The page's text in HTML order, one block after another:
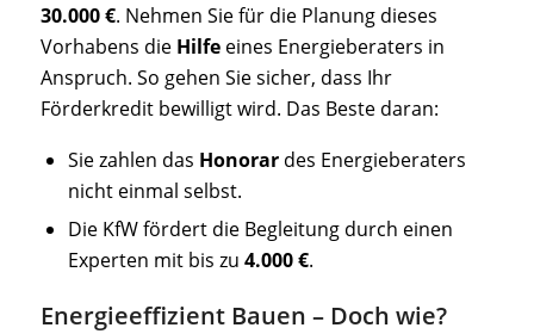
30.000 €. Nehmen Sie für die Planung dieses
Vorhabens die Hilfeeines Energieberaters in
Anspruch. So gehen Sie sicher, dass Ihr
Förderkredit bewilligt wird. Das Beste daran:
Sie zahlen das Honorardes Energieberaters
nicht einmal selbst.
Die KfW fördert die Begleitung durch einen
Experten mit bis zu 4.000 €.
Energieeffizient Bauen – Doch wie?